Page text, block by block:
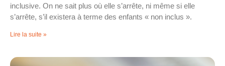
inclusive. On ne sait plus où elle s’arrête, ni même si elle
s’arrête, s’il existera à terme des enfants « non inclus ».
Lire la suite »